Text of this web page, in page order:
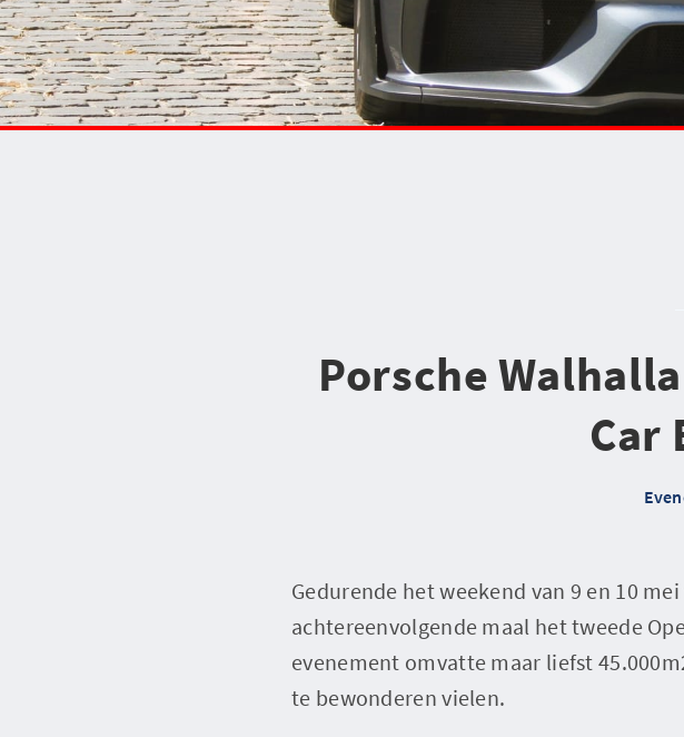
Porsche
Car
Gedurende het weekend van 9 en 10
achtereenvolgende maal het tweede
evenement omvatte maar liefst
te bewonderen vielen.